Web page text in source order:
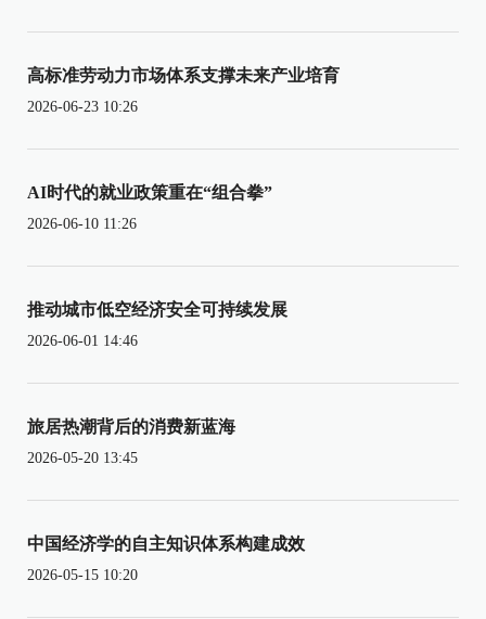
高标准劳动力市场体系支撑未来产业培育
2026-06-23 10:26
AI时代的就业政策重在“组合拳”
2026-06-10 11:26
推动城市低空经济安全可持续发展
2026-06-01 14:46
旅居热潮背后的消费新蓝海
2026-05-20 13:45
中国经济学的自主知识体系构建成效
2026-05-15 10:20